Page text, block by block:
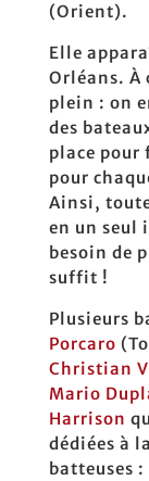
(Orient).
Elle
Orléans. À
plein : on
des
place pour
pour
Ainsi,
en un seul
besoin de
suffit !
Plusieurs
Porcaro
Christian
Mario
Harrison
dédiées à
batteuses